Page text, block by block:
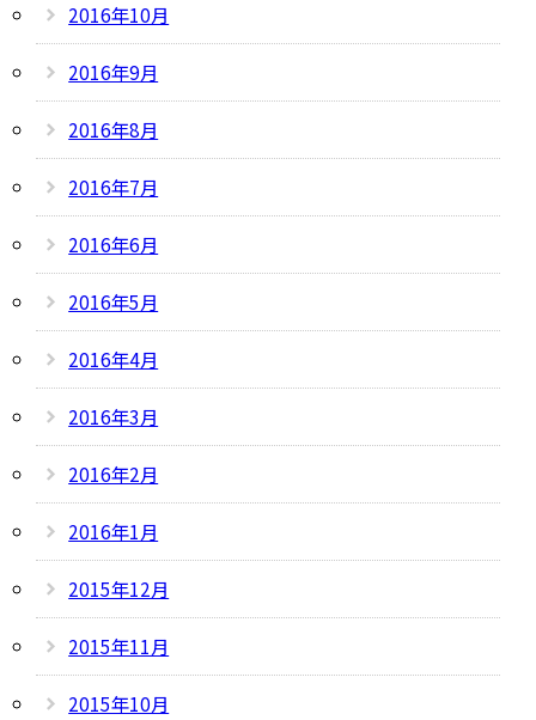
2016年10月
2016年9月
2016年8月
2016年7月
2016年6月
2016年5月
2016年4月
2016年3月
2016年2月
2016年1月
2015年12月
2015年11月
2015年10月